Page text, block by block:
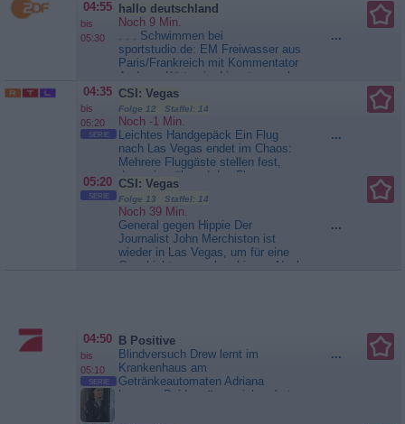
04:55
bis
05:30
hallo deutschland
Noch 9 Min.
. . . Schwimmen bei
sportstudio.de: EM Freiwasser aus
Paris/Frankreich mit Kommentator
Andreas Kürten im Livestream ab
10.00 Uhr: 5 km Männer ab 14.30
Uhr: 5 km Frauen - Streit um
Hunderettung aus E-Auto Wer
kommt wann für die Kosten auf?
Moderation: Marvin...
hallo
deutschland
...
04:35
bis
05:20
SERIE
CSI: Vegas
Folge 12 Staffel: 14
Noch -1 Min.
Leichtes Handgepäck Ein Flug
nach Las Vegas endet im Chaos:
Mehrere Fluggäste stellen fest,
dass sie während des Fluges
beraubt wurden. Schnell fällt der
Verdacht auf eine attraktive
Blondine, die es nach der Landung
besonders eilig hatte, das
Flugzeug zu verlassen. Einer der
bestohlenen Passagiere, Kenny
...
05:20
SERIE
CSI: Vegas
Folge 13 Staffel: 14
Noch 39 Min.
General gegen Hippie Der
Journalist John Merchiston ist
wieder in Las Vegas, um für eine
Geschichte zu recherchieren. Nach
Betrachtung des Unfallwagens
stellt Greg fest, dass bei der...
CSI: Vegas
...
04:50
bis
05:10
SERIE
B Positive
Blindversuch Drew lernt im
Krankenhaus am
Getränkeautomaten Adriana
kennen. Beide mögen sich sofort,
...